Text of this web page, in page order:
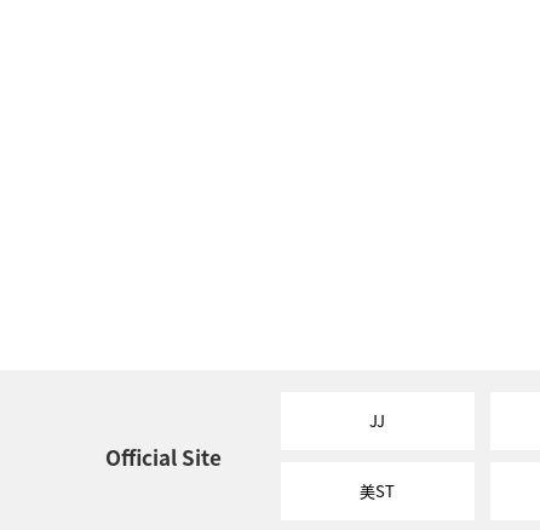
Official Site
JJ
美ST